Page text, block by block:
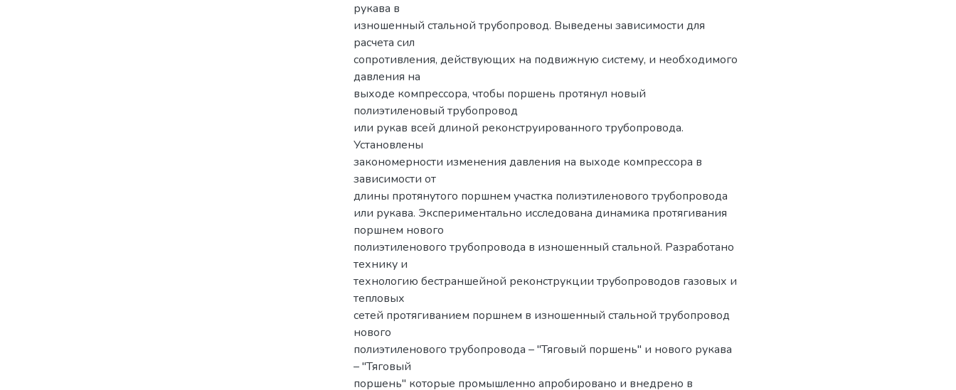
рукава в
изношенный стальной трубопровод. Выведены зависимости для
расчета сил
сопротивления, действующих на подвижную систему, и необходимого
давления на
выходе компрессора, чтобы поршень протянул новый
полиэтиленовый трубопровод
или рукав всей длиной реконструированного трубопровода.
Установлены
закономерности изменения давления на выходе компрессора в
зависимости от
длины протянутого поршнем участка полиэтиленового трубопровода
или рукава. Экспериментально исследована динамика протягивания
поршнем нового
полиэтиленового трубопровода в изношенный стальной. Разработано
технику и
технологию бестраншейной реконструкции трубопроводов газовых и
тепловых
сетей протягиванием поршнем в изношенный стальной трубопровод
нового
полиэтиленового трубопровода – "Тяговый поршень" и нового рукава
– "Тяговый
поршень" которые промышленно апробировано и внедрено в